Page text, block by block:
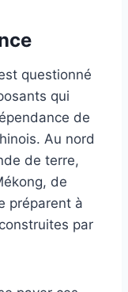
questionné
qui
de
Au nord
de terre,
de
préparent à
par